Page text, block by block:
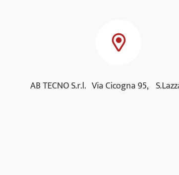
AB TECNO S.r.l. Via Cicogna 95,